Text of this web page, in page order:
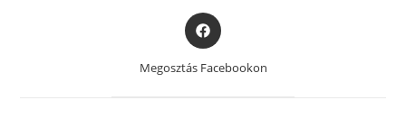
Opens
in
new
Megosztás Facebookon